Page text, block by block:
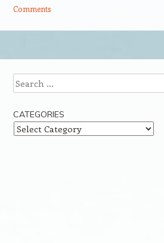
Comments
Search
CATEGORIES
Categories